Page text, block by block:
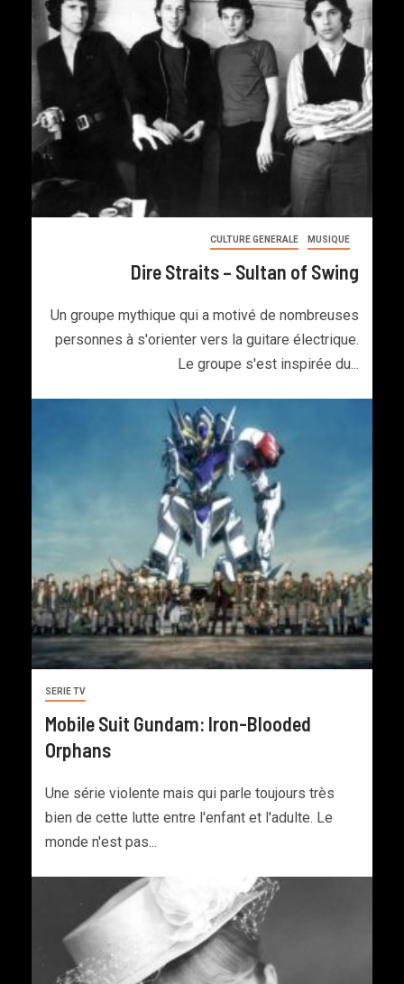
CULTURE GENERALE MUSIQUE
Dire Straits – Sultan of Swing
Un groupe mythique qui a motivé de nombreuses
personnes à s'orienter vers la guitare électrique.
Le groupe s'est inspirée du...
SERIE TV
Mobile Suit Gundam: Iron-Blooded
Orphans
Une série violente mais qui parle toujours très
bien de cette lutte entre l'enfant et l'adulte. Le
monde n'est pas...